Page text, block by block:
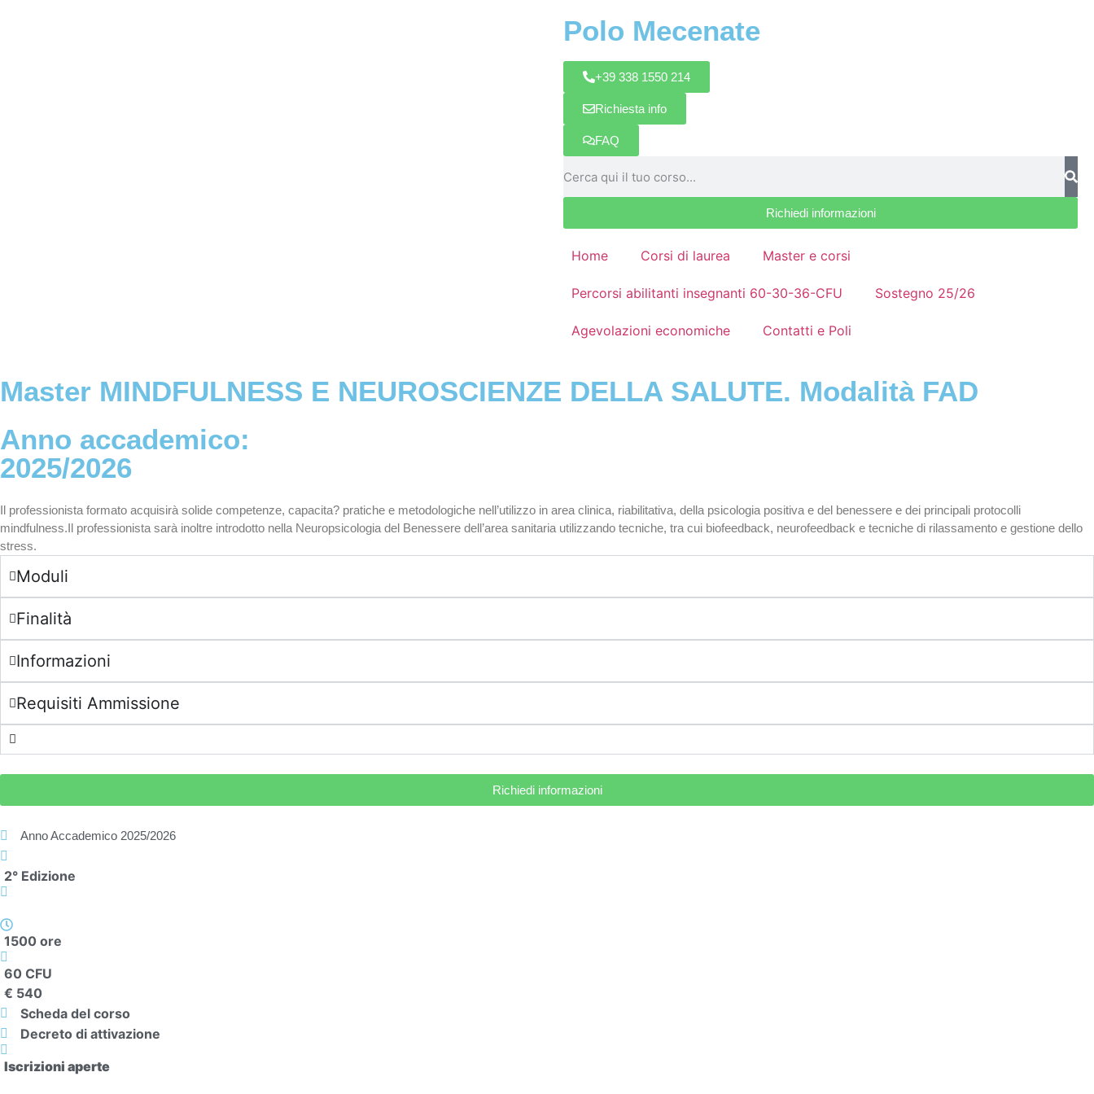
Polo Mecenate
+39 338 1550 214
Richiesta info
FAQ
Richiedi informazioni
Home Corsi di laurea Master e corsi
Percorsi abilitanti insegnanti 60-30-36-CFU Sostegno 25/26
Agevolazioni economiche Contatti e Poli
Master MINDFULNESS E NEUROSCIENZE DELLA SALUTE. Modalità FAD
Anno accademico:
2025/2026
Il professionista formato acquisirà solide competenze, capacita? pratiche e metodologiche nell’utilizzo in area clinica, riabilitativa, della psicologia positiva e del benessere e dei principali protocolli
mindfulness.Il professionista sarà inoltre introdotto nella Neuropsicologia del Benessere dell’area sanitaria utilizzando tecniche, tra cui biofeedback, neurofeedback e tecniche di rilassamento e gestione dello
stress.
Moduli
Finalità
Informazioni
Requisiti Ammissione
Richiedi informazioni
Anno Accademico 2025/2026
2° Edizione
1500 ore
60 CFU
€ 540
Scheda del corso
Decreto di attivazione
Iscrizioni aperte